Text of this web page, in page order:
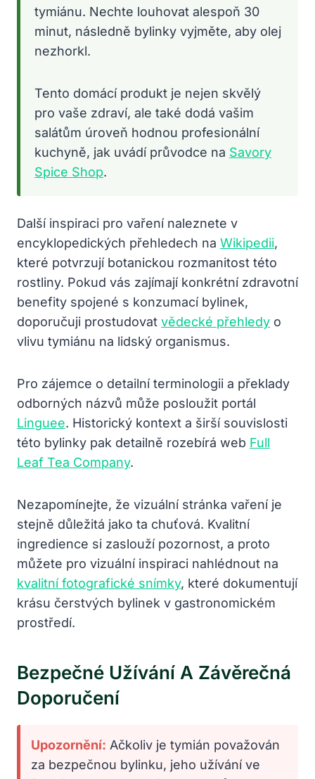
tymiánu. Nechte louhovat alespoň 30
minut, následně bylinky vyjměte, aby olej
nezhorkl.
Tento domácí produkt je nejen skvělý
pro vaše zdraví, ale také dodá vašim
salátům úroveň hodnou profesionální
kuchyně, jak uvádí průvodce na Savory
Spice Shop.
Další inspiraci pro vaření naleznete v
encyklopedických přehledech na Wikipedii,
které potvrzují botanickou rozmanitost této
rostliny. Pokud vás zajímají konkrétní zdravotní
benefity spojené s konzumací bylinek,
doporučuji prostudovat vědecké přehledy o
vlivu tymiánu na lidský organismus.
Pro zájemce o detailní terminologii a překlady
odborných názvů může posloužit portál
Linguee. Historický kontext a širší souvislosti
této bylinky pak detailně rozebírá web Full
Leaf Tea Company.
Nezapomínejte, že vizuální stránka vaření je
stejně důležitá jako ta chuťová. Kvalitní
ingredience si zaslouží pozornost, a proto
můžete pro vizuální inspiraci nahlédnout na
kvalitní fotografické snímky, které dokumentují
krásu čerstvých bylinek v gastronomickém
prostředí.
Bezpečné Užívání A Závěrečná
Doporučení
Upozornění: Ačkoliv je tymián považován
za bezpečnou bylinku, jeho užívání ve